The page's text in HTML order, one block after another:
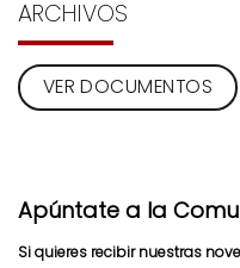
ARCHIVOS
VER DOCUMENTOS
Apúntate a la
Si quieres recibir nuestras